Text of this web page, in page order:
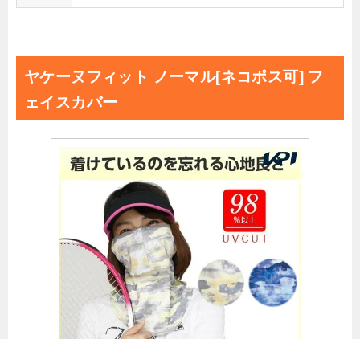
ヤケーヌフィット ノーマル[ネコポス可] フ
ェイスカバー